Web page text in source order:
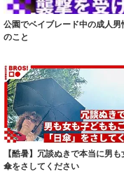
公園でベイブレード中の成人
のこと
【酷暑】冗談ぬきで本当に男も
傘をさしてください